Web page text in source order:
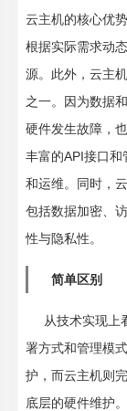
云主机的核心优
根据实际需求动
源。此外，云主
之一。因为数据
硬件发生故障，
丰富的API接口
和运维。同时，
包括数据加密、
性与隐私性。
简单区别
从技术实现上
署方式和管理模
护，而云主机则
底层的硬件维护